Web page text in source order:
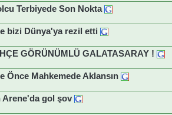
Terbiyede Son Nokta
bizi Dünya'ya rezil etti
GÖRÜNÜMLÜ GALATASARAY !
Önce Mahkemede Aklansın
Arene'da gol şov